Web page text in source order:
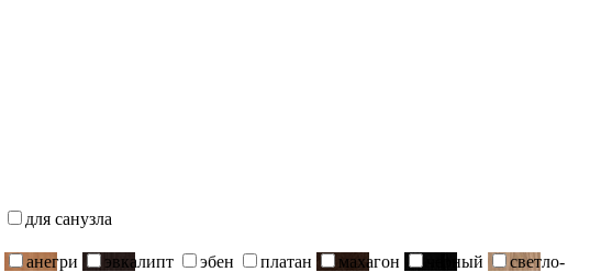
для санузла
анегри эвкалипт эбен платан махагон черный
светло-